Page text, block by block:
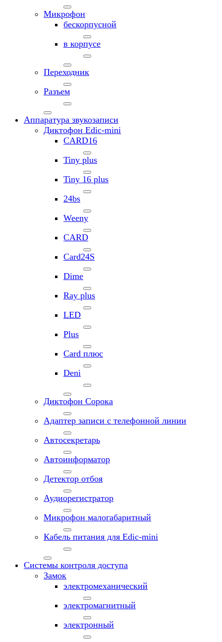
Микрофон
бескорпусной
в корпусе
Переходник
Разъем
Аппаратура звукозаписи
Диктофон Edic-mini
CARD16
Tiny plus
Tiny 16 plus
24bs
Weeny
CARD
Card24S
Dime
Ray plus
LED
Plus
Card плюс
Deni
Диктофон Сорока
Адаптер записи с телефонной линии
Автосекретарь
Автоинформатор
Детектор отбоя
Аудиорегистратор
Микрофон малогабаритный
Кабель питания для Edic-mini
Системы контроля доступа
Замок
электромеханический
электромагнитный
электронный